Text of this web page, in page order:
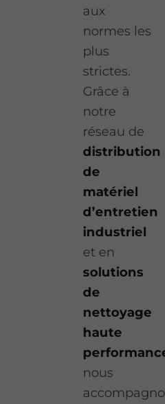
aux
normes les
plus
strictes.
Grâce à
notre
réseau de
distribution
de
matériel
d’entretien
industriel
et en
solutions
de
nettoyage
haute
nous